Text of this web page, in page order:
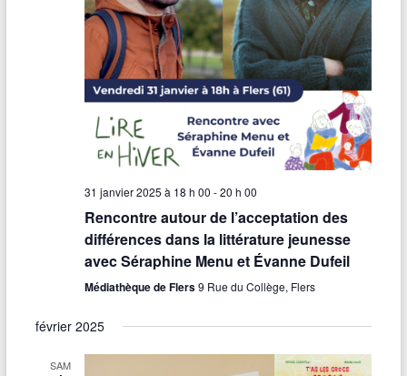
31 janvier 2025 à 18 h 00 -20 h 00
Rencontre autour de l’acceptation des
différences dans la littérature jeunesse
avec Séraphine Menu et Évanne Dufeil
Médiathèque de Flers9 Rue du Collège, Flers
février 2025
SAM